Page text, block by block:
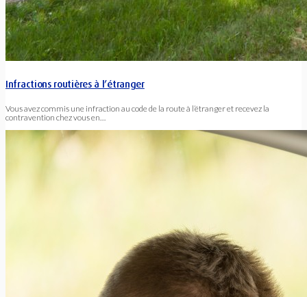
Infractions routières à l’étranger
Vous avez commis une infraction au code de la route à l’étranger et recevez la
contravention chez vous en…